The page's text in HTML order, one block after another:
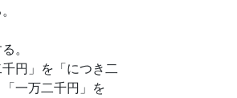
。
円」を「につき二
一万二千円」を